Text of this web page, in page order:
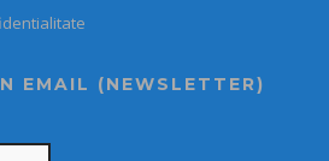
EMAIL (NEWSLETTER)